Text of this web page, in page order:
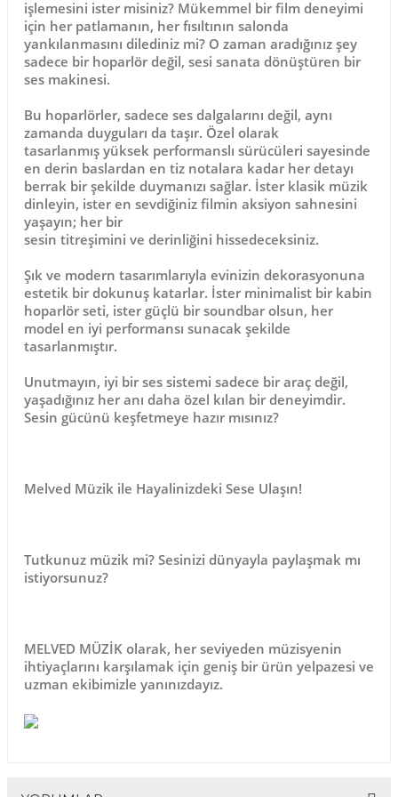
işlemesini ister misiniz? Mükemmel bir film deneyimi
için her patlamanın, her fısıltının salonda
yankılanmasını dilediniz mi? O zaman aradığınız şey
sadece bir hoparlör değil, sesi sanata dönüştüren bir
ses makinesi.
Bu hoparlörler, sadece ses dalgalarını değil, aynı
zamanda duyguları da taşır. Özel olarak
tasarlanmış yüksek performanslı sürücüleri sayesinde
en derin baslardan en tiz notalara kadar her detayı
berrak bir şekilde duymanızı sağlar. İster klasik müzik
dinleyin, ister en sevdiğiniz filmin aksiyon sahnesini
yaşayın; her bir
sesin titreşimini ve derinliğini hissedeceksiniz.
Şık ve modern tasarımlarıyla evinizin dekorasyonuna
estetik bir dokunuş katarlar. İster minimalist bir kabin
hoparlör seti, ister güçlü bir soundbar olsun, her
model en iyi performansı sunacak şekilde
tasarlanmıştır.
Unutmayın, iyi bir ses sistemi sadece bir araç değil,
yaşadığınız her anı daha özel kılan bir deneyimdir.
Sesin gücünü keşfetmeye hazır mısınız?
Melved Müzik ile Hayalinizdeki Sese Ulaşın!
Tutkunuz müzik mi? Sesinizi dünyayla paylaşmak mı
istiyorsunuz?
MELVED MÜZİK olarak, her seviyeden müzisyenin
ihtiyaçlarını karşılamak için geniş bir ürün yelpazesi ve
uzman ekibimizle yanınızdayız.